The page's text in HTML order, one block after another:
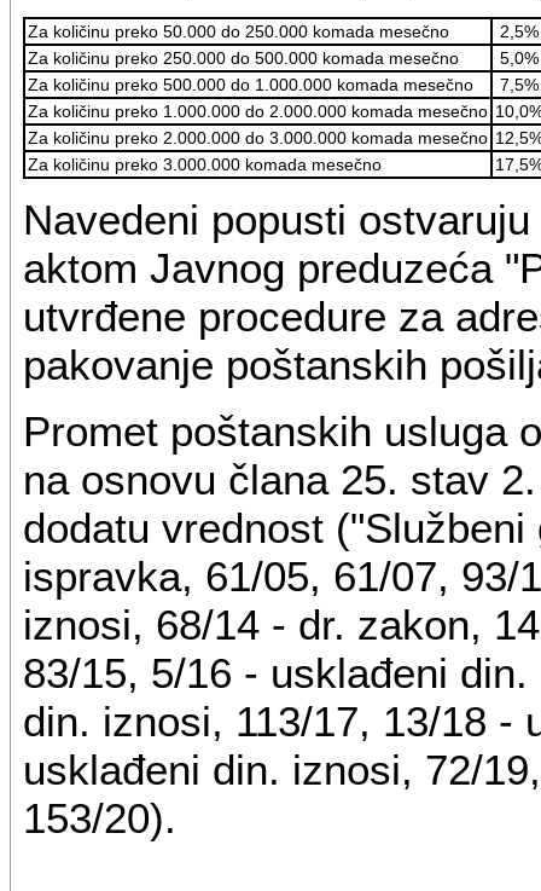
Za količinu preko 50.000 do 250.000 komada mesečno
2,5%
Za količinu preko 250.000 do 500.000 komada mesečno
5,0%
Za količinu preko 500.000 do 1.000.000 komada mesečno
7,5%
Za količinu preko 1.000.000 do 2.000.000 komada mesečno
Za količinu preko 2.000.000 do 3.000.000 komada mesečno
Za količinu preko 3.000.000 komada mesečno
Navedeni popusti
aktom Javnog preduzeća
utvrđene procedure za
pakovanje poštanskih
Promet poštanskih usluga
na osnovu člana 25. stav
dodatu vrednost
ispravka, 61/05, 61/07, 93/
iznosi, 68/14 - dr. zakon,
83/15, 5/16 - usklađeni
din. iznosi, 113/17, 13/18 -
usklađeni din. iznosi, 72/
153/20).